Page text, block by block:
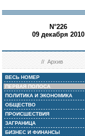
N°226
09 декабря 2010
//Архив
ВЕСЬ НОМЕР
ПЕРВАЯ ПОЛОСА
ПОЛИТИКА И ЭКОНОМИКА
ОБЩЕСТВО
ПРОИСШЕСТВИЯ
ЗАГРАНИЦА
БИЗНЕС И ФИНАНСЫ